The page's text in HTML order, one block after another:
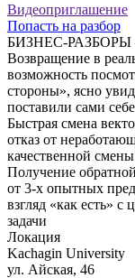
Видеоприглашение
Попасть на разбор
БИЗНЕС-
Возвращение в
возможность
стороны», ясно
поставили сами себе
Быстрая смена
отказ от
качественной смены
Получение
от 3-х опытных
взгляд «как есть»
задачи
Локация
Kachagin University
ул. Айская, 46